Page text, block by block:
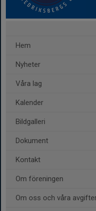
Hem
Nyheter
Våra lag
Kalender
Bildgalleri
Dokument
Kontakt
Om föreningen
Om oss och våra